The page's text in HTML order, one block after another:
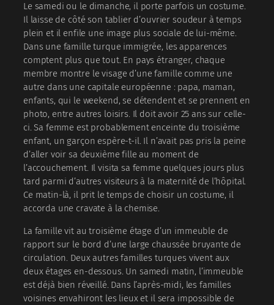
Le samedi ou le dimanche, il porte parfois un costume.
Il laisse de côté son tablier d’ouvrier soudeur à temps
plein et il enfile une image plus sociale de lui-même.
Dans une famille turque immigrée, les apparences
comptent plus que tout. En pays étranger, chaque
membre montre le visage d’une famille comme une
autre dans une capitale européenne : papa, maman,
enfants, qui le weekend, se détendent et se prennent en
photo, entre autres loisirs. Il doit avoir 25 ans sur celle-
ci. Sa femme est probablement enceinte du troisième
enfant, un garçon espère-t-il. Il n’avait pas pris la peine
d’aller voir sa deuxième fille au moment de
l’accouchement. Il visita sa femme quelques jours plus
tard parmi d’autres visiteurs à la maternité de l’hôpital.
Ce matin-là, il prit le temps de choisir un costume, il
accorda une cravate à la chemise.
La famille vit au troisième étage d’un immeuble de
rapport sur le bord d’une large chaussée bruyante de
circulation. Deux autres familles turques vivent aux
deux étages en-dessous. Un samedi matin, l’immeuble
est déjà bien réveillé. Dans l’après-midi, les familles
voisines envahiront les lieux et il sera impossible de